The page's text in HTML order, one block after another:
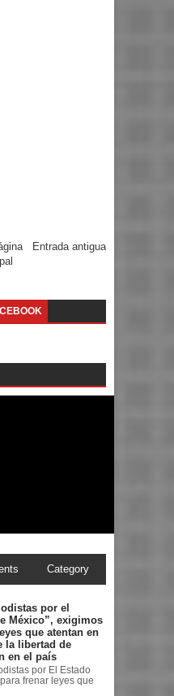
Entrada antigua
Category
por el
México”, exigimos
que atentan en
la libertad de
en el país
por El Estado
frenar leyes que